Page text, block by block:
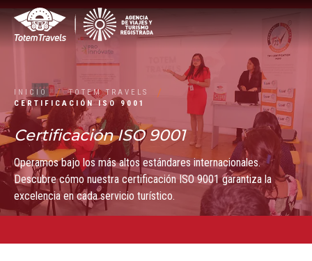
INICIO
TOTEM TRAVELS
CERTIFICACIÓN ISO 9001
Certificación ISO 9001
Operamos bajo los más altos estándares internacionales.
Descubre cómo nuestra certificación ISO 9001 garantiza la
excelencia en cada servicio turístico.